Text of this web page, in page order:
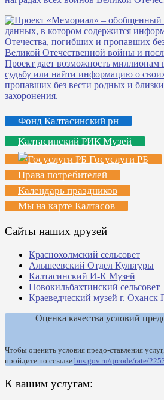
Фонд Калтасинский рн
Калтасинский РИК Музей
Госуслуги РБ
Права потребителей
Календарь праздников
Мы на карте Калтасов
Сайты наших друзей
Краснохолмский сельсовет
Альшеевский Отдел Культуры
Калтасинский И-К Музей
Новокильбахтинский сельсовет
Краеведческий музей г. Оханск
Оценка качества условий
Чтобы оценить условия предо-ставления
пройдите по ссылке bus.gov.ru/qrcode/rate/
К вашим услугам: